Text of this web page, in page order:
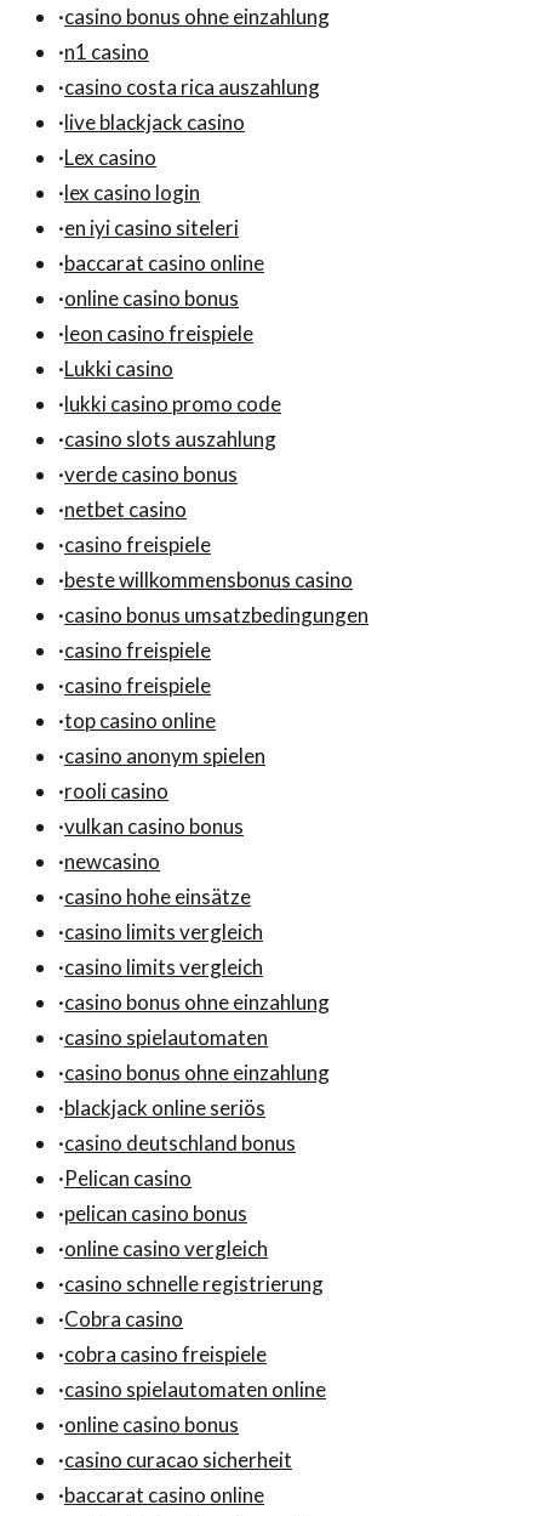
·casino bonus ohne einzahlung
·n1 casino
·casino costa rica auszahlung
·live blackjack casino
·Lex casino
·lex casino login
·en iyi casino siteleri
·baccarat casino online
·online casino bonus
·leon casino freispiele
·Lukki casino
·lukki casino promo code
·casino slots auszahlung
·verde casino bonus
·netbet casino
·casino freispiele
·beste willkommensbonus casino
·casino bonus umsatzbedingungen
·casino freispiele
·casino freispiele
·top casino online
·casino anonym spielen
·rooli casino
·vulkan casino bonus
·newcasino
·casino hohe einsätze
·casino limits vergleich
·casino limits vergleich
·casino bonus ohne einzahlung
·casino spielautomaten
·casino bonus ohne einzahlung
·blackjack online seriös
·casino deutschland bonus
·Pelican casino
·pelican casino bonus
·online casino vergleich
·casino schnelle registrierung
·Cobra casino
·cobra casino freispiele
·casino spielautomaten online
·online casino bonus
·casino curacao sicherheit
·baccarat casino online